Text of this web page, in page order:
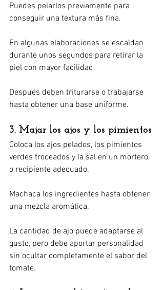
Puedes pelarlos previamente para
conseguir una textura más fina.
En algunas elaboraciones se escaldan
durante unos segundos para retirar la
piel con mayor facilidad.
Después deben triturarse o trabajarse
hasta obtener una base uniforme.
3. Majar los ajos y los pimientos
Coloca los ajos pelados, los pimientos
verdes troceados y la sal en un mortero
o recipiente adecuado.
Machaca los ingredientes hasta obtener
una mezcla aromática.
La cantidad de ajo puede adaptarse al
gusto, pero debe aportar personalidad
sin ocultar completamente el sabor del
tomate.